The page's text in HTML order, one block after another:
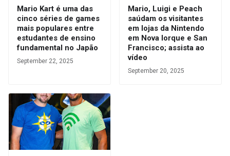
Mario Kart é uma das
cinco séries de games
mais populares entre
estudantes de ensino
fundamental no Japão
September 22, 2025
Mario, Luigi e Peach
saúdam os visitantes
em lojas da Nintendo
em Nova Iorque e San
Francisco; assista ao
vídeo
September 20, 2025